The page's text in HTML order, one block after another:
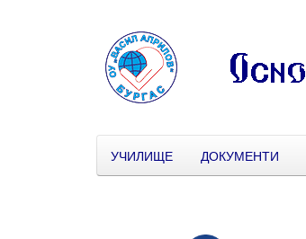
УЧИЛИЩЕ ДОКУМЕНТИ